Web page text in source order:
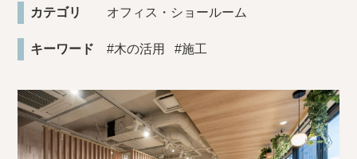
カテゴリ オフィス・ショールーム
キーワード #木の活用 #施工